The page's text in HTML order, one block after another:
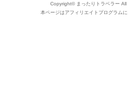
Copyright© まったりトラベラー All
本ページはアフィリエイトプログラム